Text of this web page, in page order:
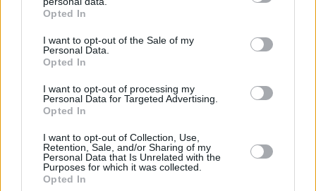
grant or deny consent to Google and its third-party tags to
use your data for below specified purposes in below Google
consent section.
Opted In
I want to opt-out of the Sale of my
Personal Data.
Opted In
I want to opt-out of processing my
Personal Data for Targeted Advertising.
Opted In
I want to opt-out of Collection, Use,
Retention, Sale, and/or Sharing of my
Personal Data that Is Unrelated with the
Purposes for which it was collected.
Opted In
και τα κέντρα διασκέδασης, τα εστιατόρια, οι
καφετέριες, τα μπαρ, οι επιχειρήσεις πώλησης
τουριστικών ειδών αλλά και μικρές
επιχειρήσεις που δραστηριοποιούνται στην
ενοικίαση οχημάτων, μοτοποδηλάτων, μέχρι και
ομπρελών και σεζλόνγκ στην παραλία.
Όπως κάθε χρόνο, οι συναυλίες αλλά και οι
έξτρα εμφανίσεις μεγάλων ονομάτων της
πίστας στα νησιά και άλλους τουριστικούς